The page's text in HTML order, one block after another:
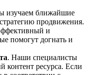
изучаем ближайшие
продвижения.
и
помогут догнать и
. Наши специалисты
контент ресурса. Если